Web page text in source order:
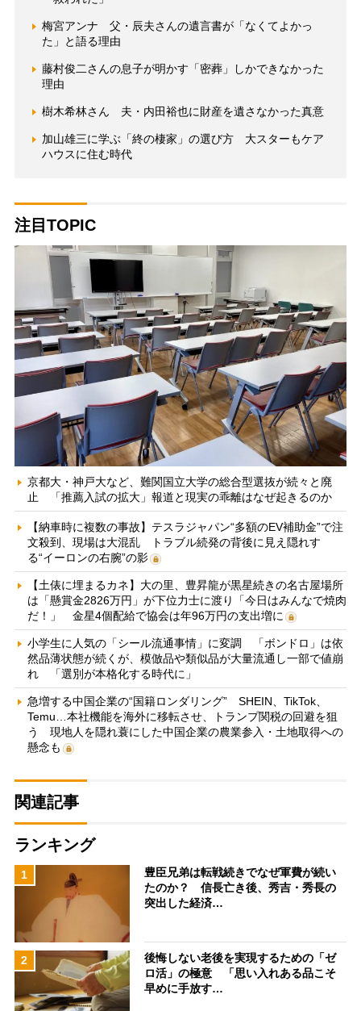
梅宮アンナ 父・辰夫さんの遺言書が「なくてよかっ
た」と語る理由
藤村俊二さんの息子が明かす「密葬」しかできなかった
理由
樹木希林さん 夫・内田裕也に財産を遺さなかった真意
加山雄三に学ぶ「終の棲家」の選び方 大スターもケア
ハウスに住む時代
注目TOPIC
京都大・神戸大など、難関国立大学の総合型選抜が続々と廃
止 「推薦入試の拡大」報道と現実の乖離はなぜ起きるのか
【納車時に複数の事故】テスラジャパン“多額のEV補助金”で注
文殺到、現場は大混乱 トラブル続発の背後に見え隠れす
る“イーロンの右腕”の影
【土俵に埋まるカネ】大の里、豊昇龍が黒星続きの名古屋場所
は「懸賞金2826万円」が下位力士に渡り「今日はみんなで焼肉
だ！」 金星4個配給で協会は年96万円の支出増に
小学生に人気の「シール流通事情」に変調 「ボンドロ」は依
然品薄状態が続くが、模倣品や類似品が大量流通し一部で値崩
れ 「選別が本格化する時代に」
急増する中国企業の“国籍ロンダリング” SHEIN、TikTok、
Temu…本社機能を海外に移転させ、トランプ関税の回避を狙
う 現地人を隠れ蓑にした中国企業の農業参入・土地取得への
懸念も
関連記事
ランキング
1
豊臣兄弟は転戦続きでなぜ軍費が続い
たのか？ 信長亡き後、秀吉・秀長の
突出した経済…
2
後悔しない老後を実現するための「ゼ
ロ活」の極意 「思い入れある品こそ
早めに手放す…